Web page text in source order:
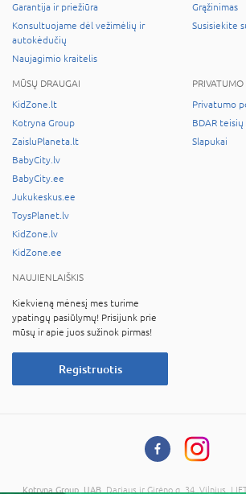
Garantija ir priežiūra
Konsultuojame dėl vežimėlių ir
autokėdučių
Naujagimio kraitelis
Grąžinimas
Susisiekite
MŪSŲ DRAUGAI
KidZone.lt
Kotryna Group
ZaisluPlaneta.lt
BabyCity.lv
BabyCity.ee
Jukukeskus.ee
ToysPlanet.lv
KidZone.lv
KidZone.ee
Privatumo
BDAR
Slapukai
NAUJIENLAIŠKIS
Kiekvieną mėnesį mes turime
ypatingų pasiūlymų! Prisijunk prie
mūsų ir apie juos sužinok pirmas!
Registruotis
Kotryna Group, UAB , Dariaus ir Girėno g. 34, Vilnius,